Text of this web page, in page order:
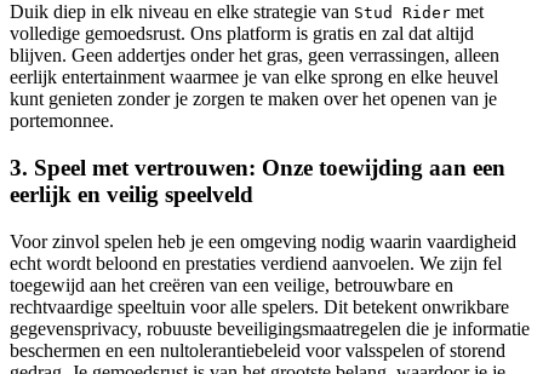
Duik diep in elk niveau en elke strategie van Stud Rider met
volledige gemoedsrust. Ons platform is gratis en zal dat altijd
blijven. Geen addertjes onder het gras, geen verrassingen, alleen
eerlijk entertainment waarmee je van elke sprong en elke heuvel
kunt genieten zonder je zorgen te maken over het openen van je
portemonnee.
3. Speel met vertrouwen: Onze toewijding aan een
eerlijk en veilig speelveld
Voor zinvol spelen heb je een omgeving nodig waarin vaardigheid
echt wordt beloond en prestaties verdiend aanvoelen. We zijn fel
toegewijd aan het creëren van een veilige, betrouwbare en
rechtvaardige speeltuin voor alle spelers. Dit betekent onwrikbare
gegevensprivacy, robuuste beveiligingsmaatregelen die je informatie
beschermen en een nultolerantiebeleid voor valsspelen of storend